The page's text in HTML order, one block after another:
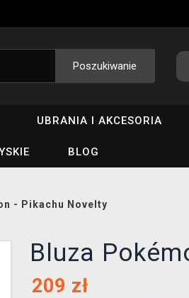
Poszukiwanie
UBRANIA I AKCESORIA
BLOG
- Pikachu Novelty
Bluza
209 zł